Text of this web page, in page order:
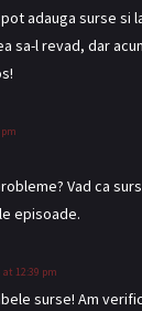
adauga surse si
sa-l revad, dar
Vad ca
episoade.
at 12:39 pm
surse! Am